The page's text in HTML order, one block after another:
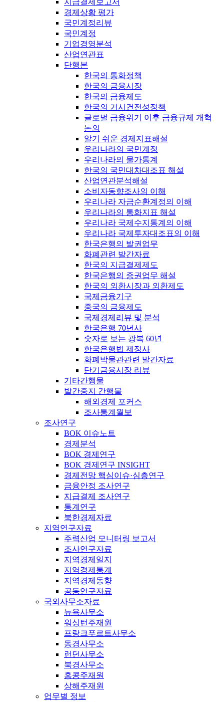
지급결제보고서
경제상황 평가
국민계정리뷰
국민계정
기업경영분석
산업연관표
단행본
한국의 통화정책
한국의 금융시장
한국의 금융제도
한국의 거시건전성정책
글로벌 금융위기 이후 금융규제 개혁
논의
알기 쉬운 경제지표해설
우리나라의 국민계정
우리나라의 물가통계
한국의 국민대차대조표 해설
산업연관분석해설
소비자동향조사의 이해
우리나라 자금순환계정의 이해
우리나라의 통화지표 해설
우리나라 국제수지통계의 이해
우리나라 국제투자대조표의 이해
한국은행의 발권업무
화폐관련 발간자료
한국의 지급결제제도
한국은행의 증권업무 해설
한국의 외환시장과 외환제도
국제금융기구
중국의 금융제도
국제경제리뷰 및 분석
한국은행 70년사
숫자로 보는 광복 60년
한국은행법 제정사
화폐박물관관련 발간자료
단기금융시장 리뷰
기타간행물
발간중지 간행물
해외경제 포커스
조사통계월보
조사연구
BOK 이슈노트
경제분석
BOK 경제연구
BOK 경제연구 INSIGHT
경제전망 핵심이슈·심층연구
금융안정 조사연구
지급결제 조사연구
통계연구
북한경제자료
지역연구자료
주력산업 모니터링 보고서
조사연구자료
지역경제일지
지역경제통계
지역경제동향
공동연구자료
국외사무소자료
뉴욕사무소
워싱턴주재원
프랑크푸르트사무소
동경사무소
런던사무소
북경사무소
홍콩주재원
상해주재원
업무별 정보